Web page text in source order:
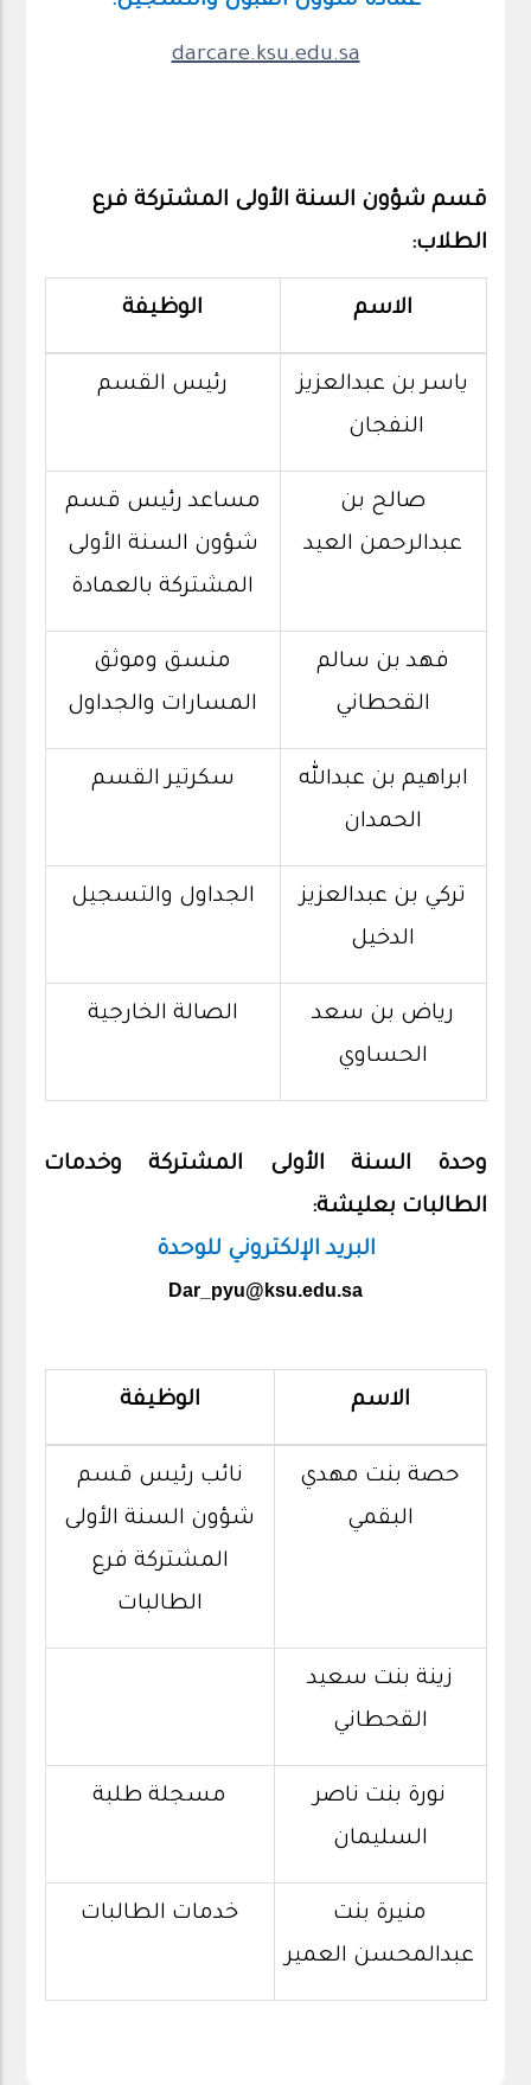
darcare.ksu.edu.sa
قسم شؤون السنة الأولى المشتركة فرع
الطلاب:
الاسم الوظيفة
ياسر بن عبدالعزيز
النفجان
رئيس القسم
صالح بن
عبدالرحمن العيد
مساعد رئيس قسم
شؤون السنة الأولى
المشتركة بالعمادة
فهد بن سالم
القحطاني
منسق وموثق
المسارات والجداول
ابراهيم بن عبدالله
الحمدان
سكرتير القسم
تركي بن عبدالعزيز
الدخيل
الجداول والتسجيل
رياض بن سعد
الحساوي
الصالة الخارجية
وحدة السنة الأولى المشتركة وخدمات
الطالبات بعليشة:
البريد الإلكتروني للوحدة
Dar_pyu@ksu.edu.sa
الاسم الوظيفة
حصة بنت مهدي
البقمي
نائب رئيس قسم
شؤون السنة الأولى
المشتركة فرع
الطالبات
زينة بنت سعيد
القحطاني
نورة بنت ناصر
السليمان
مسجلة طلبة
منيرة بنت
عبدالمحسن العمير
خدمات الطالبات